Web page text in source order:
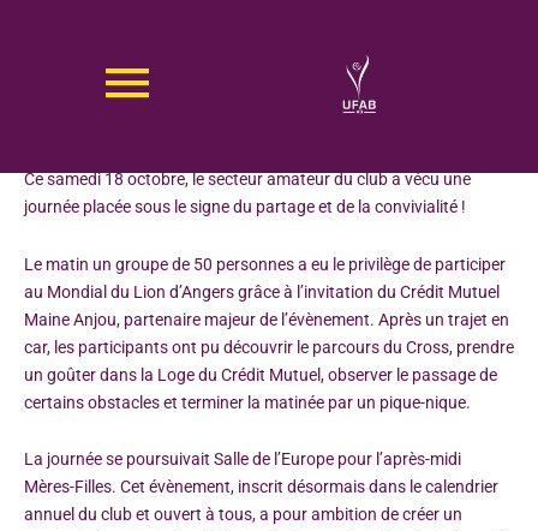
UN SAMEDI DE DÉCOUVERTE ET DE PARTAGE
POUR LE SECTEUR AMATEUR
Ce samedi 18 octobre, le secteur amateur du club a vécu une
journée placée sous le signe du partage et de la convivialité !
Le matin un groupe de 50 personnes a eu le privilège de participer
au Mondial du Lion d’Angers grâce à l’invitation du Crédit Mutuel
Maine Anjou, partenaire majeur de l’évènement. Après un trajet en
car, les participants ont pu découvrir le parcours du Cross, prendre
un goûter dans la Loge du Crédit Mutuel, observer le passage de
certains obstacles et terminer la matinée par un pique-nique.
La journée se poursuivait Salle de l’Europe pour l’après-midi
Mères-Filles. Cet évènement, inscrit désormais dans le calendrier
annuel du club et ouvert à tous, a pour ambition de créer un